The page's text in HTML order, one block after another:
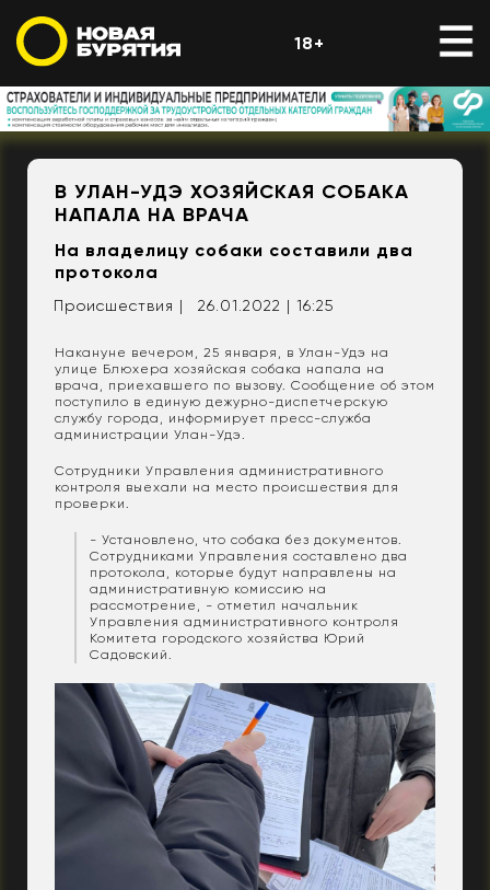
18+
В УЛАН-УДЭ ХОЗЯЙСКАЯ СОБАКА
НАПАЛА НА ВРАЧА
На владелицу собаки составили два
протокола
Происшествия | 26.01.2022 | 16:25
Накануне вечером, 25 января, в Улан-Удэ на
улице Блюхера хозяйская собака напала на
врача, приехавшего по вызову. Сообщение об этом
поступило в единую дежурно-диспетчерскую
службу города, информирует пресс-служба
администрации Улан-Удэ.
Сотрудники Управления административного
контроля выехали на место происшествия для
проверки.
- Установлено, что собака без документов.
Сотрудниками Управления составлено два
протокола, которые будут направлены на
административную комиссию на
рассмотрение, - отметил начальник
Управления административного контроля
Комитета городского хозяйства Юрий
Садовский.